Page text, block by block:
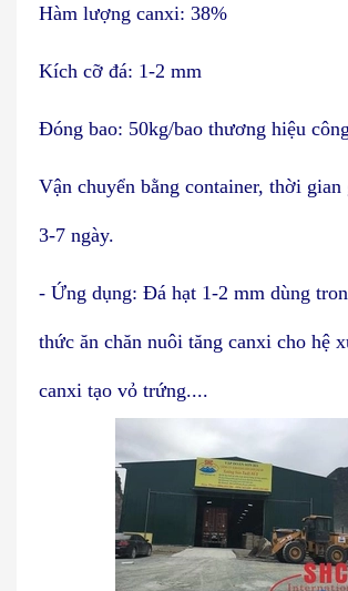
Hàm lượng canxi: 38%
Kích cỡ đá: 1-2 mm
Đóng bao: 50kg/bao thương hiệu
Vận chuyển bằng container, thời gian
3-7 ngày.
- Ứng dụng: Đá hạt 1-2 mm dùng
thức ăn chăn nuôi tăng canxi cho hệ
canxi tạo vỏ trứng....